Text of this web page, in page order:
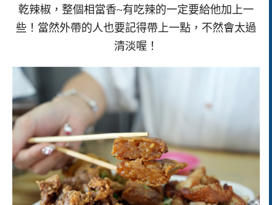
乾辣椒，整個相當香~有吃辣的一定要給他加上一
些！當然外帶的人也要記得帶上一點，不然會太過
清淡喔！